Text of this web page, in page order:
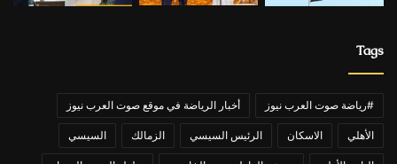
Tags
#رياضة صوت العرب نيوز أخبار الرياضة في موقع صوت العرب نيوز
الأهلي الاسكان الرئيس السيسي الزمالك السيسي